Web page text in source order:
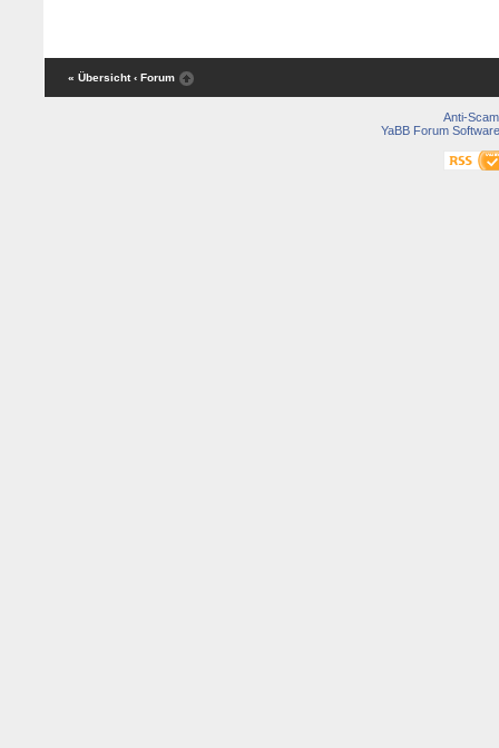
« Übersicht ‹ Forum
Anti-Scam
YaBB Forum Software